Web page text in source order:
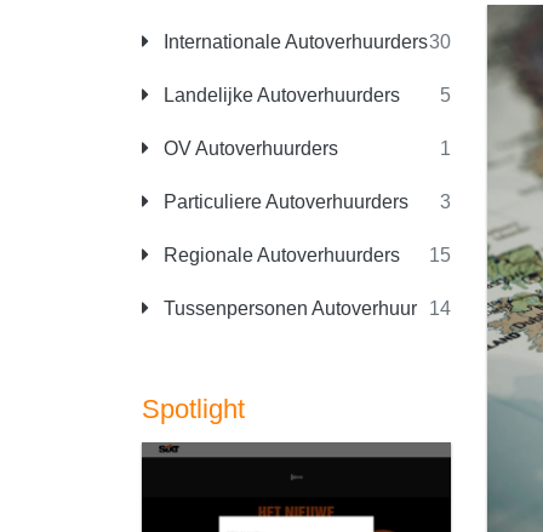
Internationale Autoverhuurders30
Landelijke Autoverhuurders 5
OV Autoverhuurders 1
Particuliere Autoverhuurders 3
Regionale Autoverhuurders 15
Tussenpersonen Autoverhuur 14
Spotlight